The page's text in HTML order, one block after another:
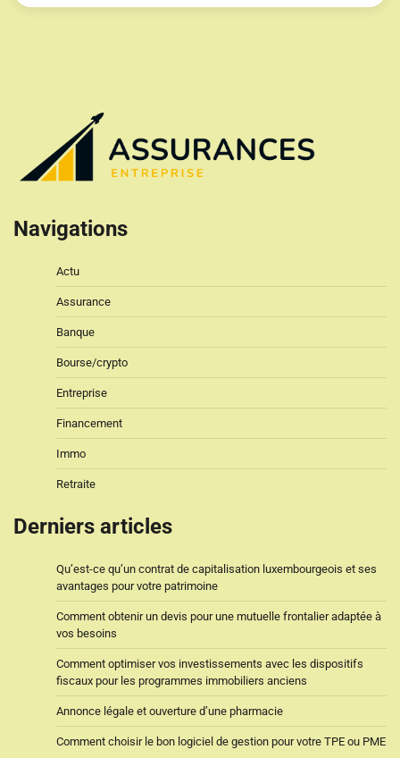
Navigations
Actu
Assurance
Banque
Bourse/crypto
Entreprise
Financement
Immo
Retraite
Derniers articles
Qu’est-ce qu’un contrat de capitalisation luxembourgeois et ses
avantages pour votre patrimoine
Comment obtenir un devis pour une mutuelle frontalier adaptée à
vos besoins
Comment optimiser vos investissements avec les dispositifs
fiscaux pour les programmes immobiliers anciens
Annonce légale et ouverture d’une pharmacie
Comment choisir le bon logiciel de gestion pour votre TPE ou PME